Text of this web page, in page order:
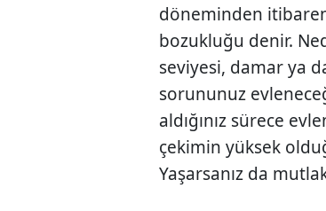
döneminden
bozukluğu denir.
seviyesi, damar ya
sorununuz
aldığınız sürece
çekimin yüksek
Yaşarsanız da